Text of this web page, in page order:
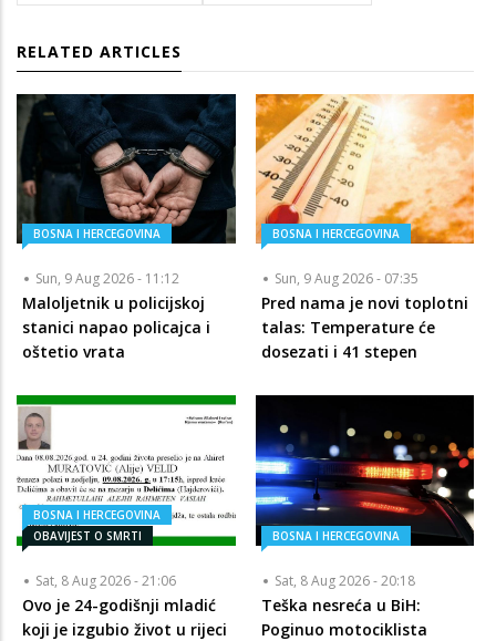
RELATED ARTICLES
BOSNA I HERCEGOVINA
Sun, 9 Aug 2026 - 11:12
Maloljetnik u policijskoj
stanici napao policajca i
oštetio vrata
BOSNA I HERCEGOVINA
Sun, 9 Aug 2026 - 07:35
Pred nama je novi toplotni
talas: Temperature će
dosezati i 41 stepen
BOSNA I HERCEGOVINA
OBAVIJEST O SMRTI
Sat, 8 Aug 2026 - 21:06
Ovo je 24-godišnji mladić
koji je izgubio život u rijeci
BOSNA I HERCEGOVINA
Sat, 8 Aug 2026 - 20:18
Teška nesreća u BiH:
Poginuo motociklista